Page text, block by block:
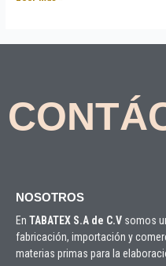
NOSOTROS
En TABATEX S.A de C.V somos
fabricación, importación y
materias primas para la